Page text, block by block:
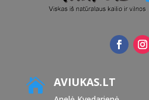
 AVIUKAS.LT